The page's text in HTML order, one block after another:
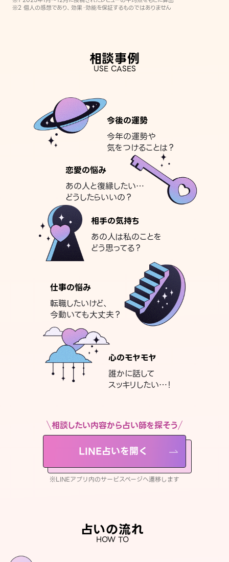
※2 個人の感想であり、効果・効能を保証するものではありません
相談事例
USE CASES
今後の運勢
今年の運勢や
気をつけることは？
恋愛の悩み
あの人と復縁したい…
どうしたらいいの？
相手の気持ち
あの人は私のことを
どう思ってる？
仕事の悩み
転職したいけど、
今動いても大丈夫？
心のモヤモヤ
誰かに話して
スッキリしたい…！
相談したい内容から占い師を探そう
LINE占いを開く
※LINEアプリ内のサービスページへ遷移します
占いの流れ
HOW TO